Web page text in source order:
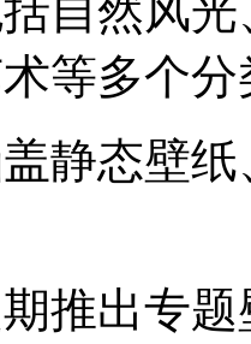
自然风
等多个分
静态壁
推出专